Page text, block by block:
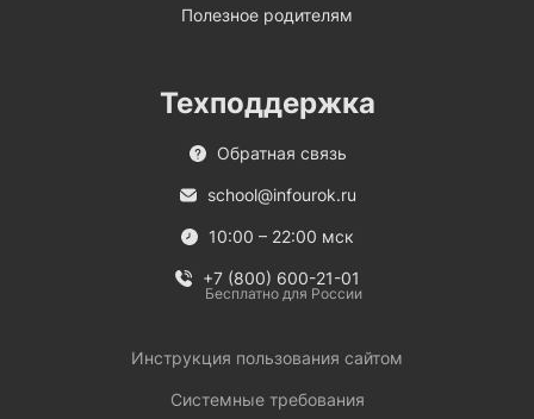
Полезное родителям
Техподдержка
Обратная связь
school@infourok.ru
10:00 – 22:00 мск
+7 (800) 600-21-01
Бесплатно для России
Инструкция пользования сайтом
Системные требования